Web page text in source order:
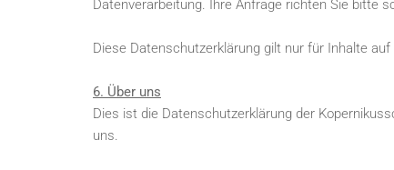
Datenverarbeitung. Ihre Anfrage richten Sie bitte
Diese Datenschutzerklärung gilt nur für Inhalte
6. Über uns
Dies ist die Datenschutzerklärung der
uns.